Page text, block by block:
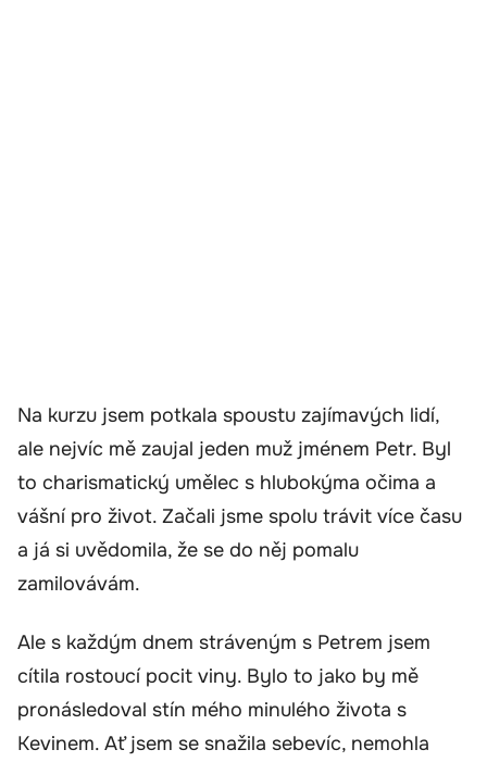
Na kurzu jsem potkala spoustu zajímavých lidí,
ale nejvíc mě zaujal jeden muž jménem Petr. Byl
to charismatický umělec s hlubokýma očima a
vášní pro život. Začali jsme spolu trávit více času
a já si uvědomila, že se do něj pomalu
zamilovávám.
Ale s každým dnem stráveným s Petrem jsem
cítila rostoucí pocit viny. Bylo to jako by mě
pronásledoval stín mého minulého života s
Kevinem. Ať jsem se snažila sebevíc, nemohla